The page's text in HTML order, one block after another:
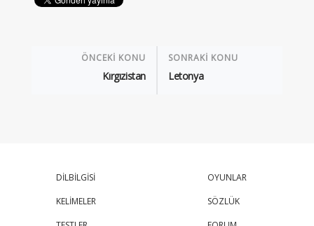
ÖNCEKİ KONU
Kırgızistan
SONRAKİ KONU
Letonya
DİLBİLGİSİ
KELİMELER
OYUNLAR
SÖZLÜK